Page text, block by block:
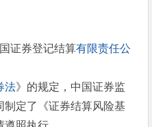
证券登记结算有限责任公
法》的规定，中国证券监
制定了《证券结算风险基